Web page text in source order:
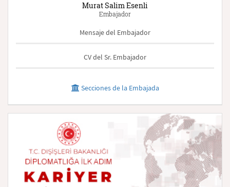
Murat Salim Esenli
Embajador
Mensaje del Embajador
CV del Sr. Embajador
Secciones de la Embajada